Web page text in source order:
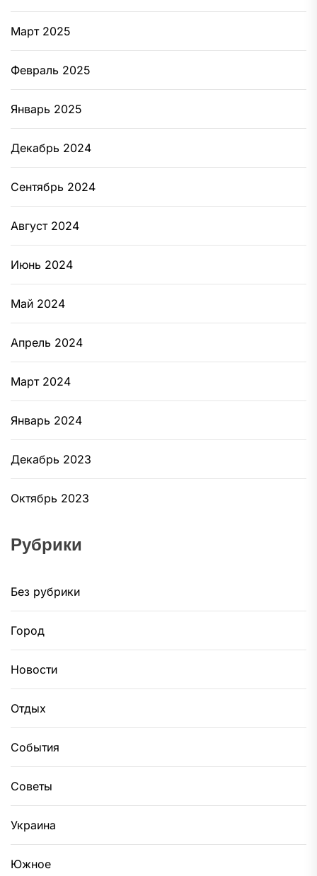
Март 2025
Февраль 2025
Январь 2025
Декабрь 2024
Сентябрь 2024
Август 2024
Июнь 2024
Май 2024
Апрель 2024
Март 2024
Январь 2024
Декабрь 2023
Октябрь 2023
Рубрики
Без рубрики
Город
Новости
Отдых
События
Советы
Украина
Южное